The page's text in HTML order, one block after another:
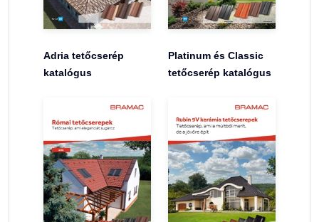
Adria tetőcserép
katalógus
Platinum és Classic
tetőcserép katalógus